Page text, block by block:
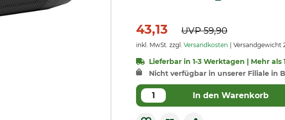
43,13 UVP59,90
inkl. MwSt. zzgl. Versandkosten Versandgewicht
Lieferbar in 1-3 Werktagen | Mehr
Nicht verfügbar in unserer Filiale in
In den Warenkorb